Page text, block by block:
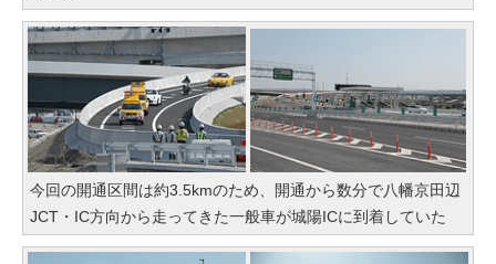
今回の開通区間は約3.5kmのため、開通から数分で八幡京田辺
JCT・IC方向から走ってきた一般車が城陽ICに到着していた